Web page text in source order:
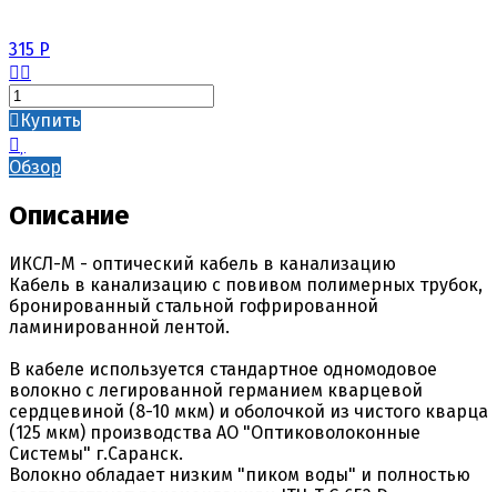
315 Р
Купить
Обзор
Описание
ИКСЛ-М - оптический кабель в канализацию
Кабель в канализацию с повивом полимерных трубок,
бронированный стальной гофрированной
ламинированной лентой.
В кабеле используется стандартное одномодовое
волокно с легированной германием кварцевой
сердцевиной (8-10 мкм) и оболочкой из чистого кварца
(125 мкм) производства АО "Оптиковолоконные
Системы" г.Саранск.
Волокно обладает низким "пиком воды" и полностью